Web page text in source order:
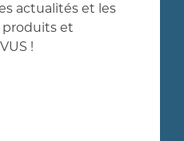
actualités et les
produits et
!